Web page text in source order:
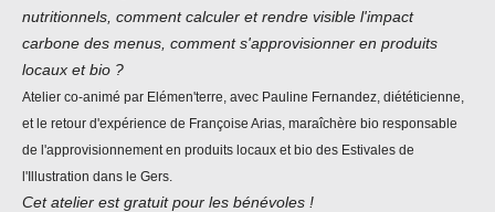
nutritionnels, comment calculer et rendre visible l'impact
carbone des menus, comment s'approvisionner en produits
locaux et bio ?
Atelier co-animé par Elémen'terre, avec Pauline Fernandez, diététicienne,
et le retour d'expérience de Françoise Arias, maraîchère bio responsable
de l'approvisionnement en produits locaux et bio des Estivales de
l'Illustration dans le Gers.
Cet atelier est gratuit pour les bénévoles !